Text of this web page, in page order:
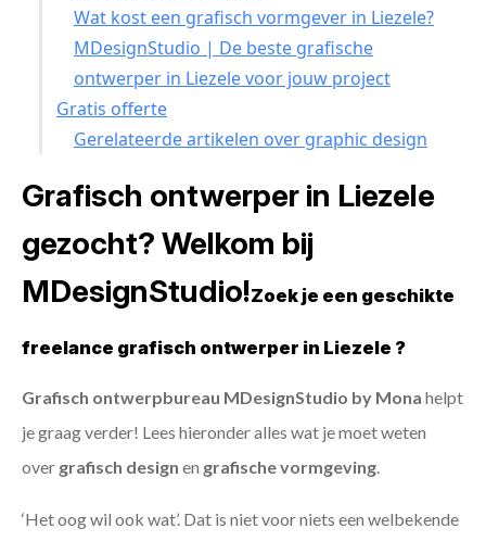
Wat kost een grafisch vormgever in Liezele?
MDesignStudio | De beste grafische
ontwerper in Liezele voor jouw project
Gratis offerte
Gerelateerde artikelen over graphic design
Grafisch ontwerper in Liezele
gezocht? Welkom bij
MDesignStudio!Zoek je een geschikte
freelance grafisch ontwerper in Liezele ?
Grafisch ontwerpbureau MDesignStudio by Mona helpt
je graag verder! Lees hieronder alles wat je moet weten
over grafisch design en grafische vormgeving
‘Het oog wil ook wat’. Dat is niet voor niets een welbekende